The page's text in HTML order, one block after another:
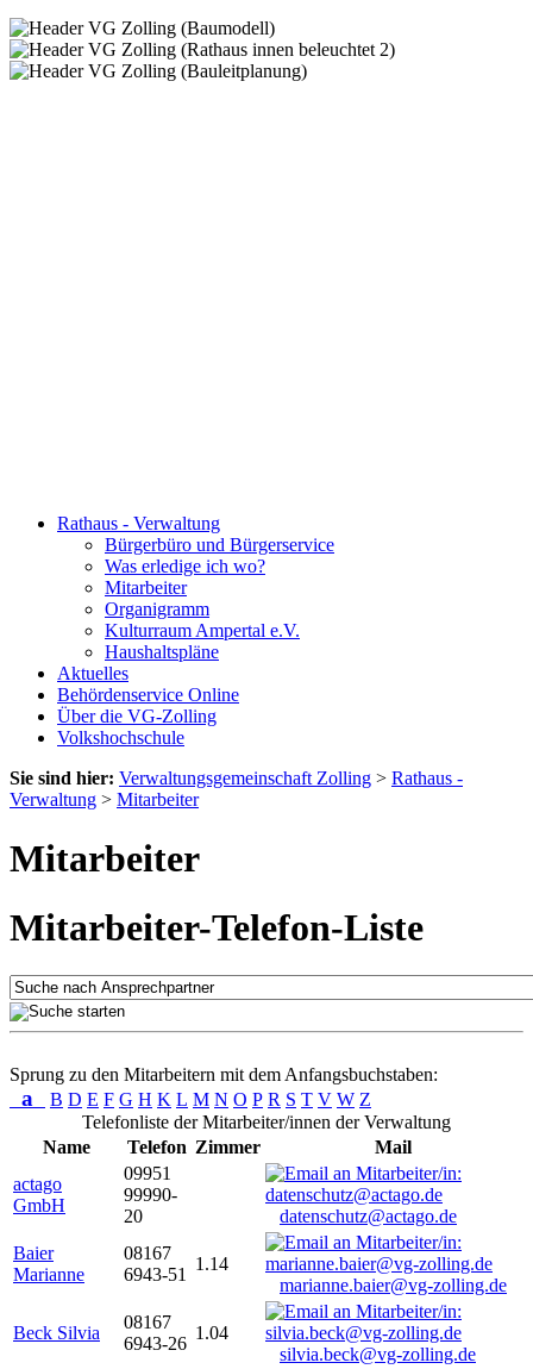
Rathaus - Verwaltung
Bürgerbüro und Bürgerservice
Was erledige ich wo?
Mitarbeiter
Organigramm
Kulturraum Ampertal e.V.
Haushaltspläne
Aktuelles
Behördenservice Online
Über die VG-Zolling
Volkshochschule
Sie sind hier: Verwaltungsgemeinschaft Zolling > Rathaus -
Verwaltung > Mitarbeiter
Mitarbeiter
Mitarbeiter-Telefon-Liste
Sprung zu den Mitarbeitern mit dem Anfangsbuchstaben:
a B D E F G H K L M N O P R S T V W Z
Telefonliste der Mitarbeiter/innen der Verwaltung
Name
Telefon Zimmer
Mail
actago
GmbH
09951
99990-
20
datenschutz@actago.de
Baier
Marianne
08167
6943-51
1.14
marianne.baier@vg-zolling.de
Beck Silvia
08167
6943-26
1.04
silvia.beck@vg-zolling.de